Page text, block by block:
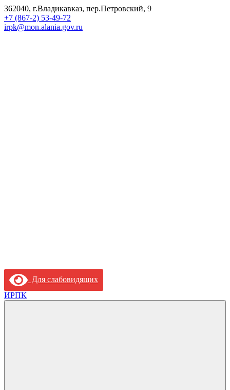
362040, г.Владикавказ, пер.Петровский, 9
+7 (867-2) 53-49-72
irpk@mon.alania.gov.ru
Для слабовидящих
ИРПК